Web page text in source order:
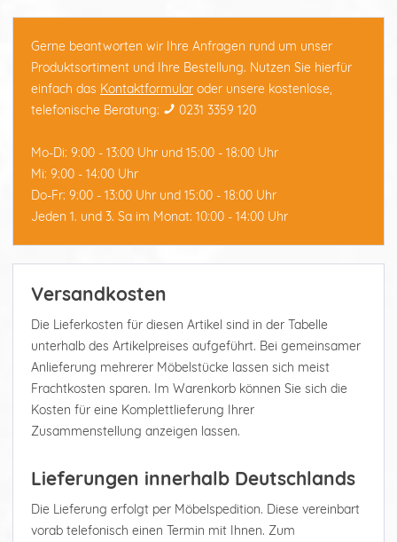
Gerne beantworten wir Ihre Anfragen rund um unser
Produktsortiment und Ihre Bestellung. Nutzen Sie hierfür
einfach das Kontaktformular oder unsere kostenlose,
telefonische Beratung:
0231 3359 120
Mo-Di: 9:00 - 13:00 Uhr und 15:00 - 18:00 Uhr
Mi: 9:00 - 14:00 Uhr
Do-Fr: 9:00 - 13:00 Uhr und 15:00 - 18:00 Uhr
Jeden 1. und 3. Sa im Monat: 10:00 - 14:00 Uhr
Versandkosten
Die Lieferkosten für diesen Artikel sind in der Tabelle
unterhalb des Artikelpreises aufgeführt. Bei gemeinsamer
Anlieferung mehrerer Möbelstücke lassen sich meist
Frachtkosten sparen. Im Warenkorb können Sie sich die
Kosten für eine Komplettlieferung Ihrer
Zusammenstellung anzeigen lassen.
Lieferungen innerhalb Deutschlands
Die Lieferung erfolgt per Möbelspedition. Diese vereinbart
vorab telefonisch einen Termin mit Ihnen. Zum